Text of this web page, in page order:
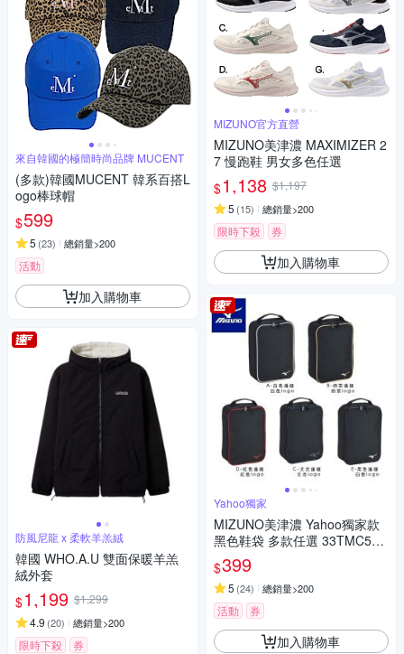
來自韓國的極簡時尚品牌 MUCENT
(多款)韓國MUCENT 韓系百搭L
ogo棒球帽
$599
5 (23) 總銷量>200
活動
加入購物車
防風尼龍 x 柔軟羊羔絨
韓國 WHO.A.U 雙面保暖羊羔
絨外套
$1,199 $1,299
4.9 (20) 總銷量>200
限時下殺 券
MIZUNO官方直營
MIZUNO美津濃 MAXIMIZER 2
7 慢跑鞋 男女多色任選
$1,138 $1,197
5 (15) 總銷量>200
限時下殺 券
加入購物車
Yahoo獨家
MIZUNO美津濃 Yahoo獨家款
黑色鞋袋 多款任選 33TMC514
XX
$399
5 (24) 總銷量>200
活動 券
加入購物車